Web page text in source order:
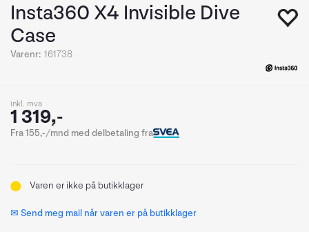
Insta360 X4 Invisible Dive
Case
Varenr: 161738
inkl. mva
1 319,-
Fra 155,-/mnd med delbetaling fra
Varen er ikke på butikklager
✉ Send meg mail når varen er på butikklager